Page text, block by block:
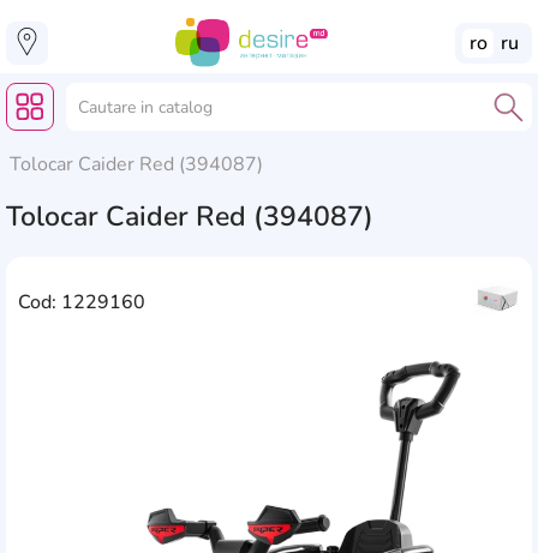
ro ru
Tolocar Caider Red (394087)
Tolocar Caider Red (394087)
Cod: 1229160